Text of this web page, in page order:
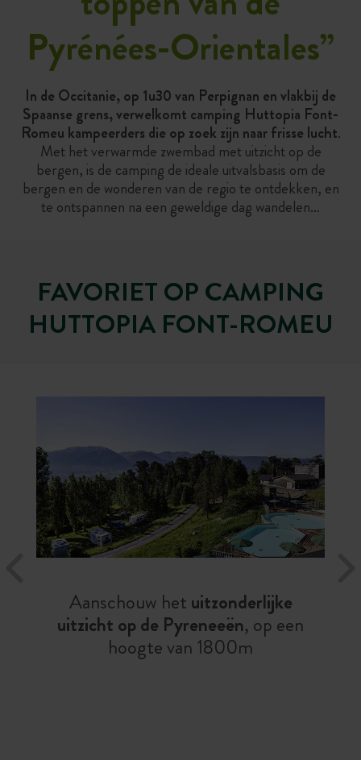
Pyrénées-Orientales”
In de Occitanie, op 1u30 van Perpignan en vlakbij de
Spaanse grens, verwelkomt camping Huttopia Font-
Romeu kampeerders die op zoek zijn naar frisse lucht.
Met het verwarmde zwembad met uitzicht op de
bergen, is de camping de ideale uitvalsbasis om de
bergen en de wonderen van de regio te ontdekken, en
te ontspannen na een geweldige dag wandelen…
FAVORIET OP CAMPING
HUTTOPIA FONT-ROMEU
Aanschouw het uitzonderlijke
uitzicht op de Pyreneeën, op een
hoogte van 1800m